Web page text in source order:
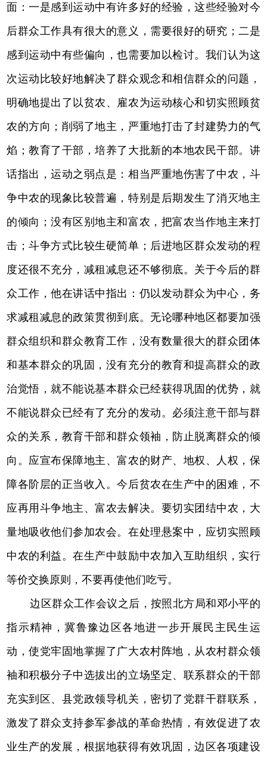
面：一是感到运动中有许多好的经验，这些经验对今
后群众工作具有很大的意义，需要很好的研究；二是
感到运动中有些偏向，也需要加以检讨。我们认为这
次运动比较好地解决了群众观念和相信群众的问题，
明确地提出了以贫农、雇农为运动核心和切实照顾贫
农的方向；削弱了地主，严重地打击了封建势力的气
焰；教育了干部，培养了大批新的本地农民干部。讲
话指出，运动之弱点是：相当严重地伤害了中农，斗
争中农的现象比较普遍，特别是后期发生了消灭地主
的倾向；没有区别地主和富农，把富农当作地主来打
击；斗争方式比较生硬简单；后进地区群众发动的程
度还很不充分，减租减息还不够彻底。关于今后的群
众工作，他在讲话中指出：仍以发动群众为中心，务
求减租减息的政策贯彻到底。无论哪种地区都要加强
群众组织和群众教育工作，没有数量很大的群众团体
和基本群众的巩固，没有充分的教育和提高群众的政
治觉悟，就不能说基本群众已经获得巩固的优势，就
不能说群众已经有了充分的发动。必须注意干部与群
众的关系，教育干部和群众领袖，防止脱离群众的倾
向。应宣布保障地主、富农的财产、地权、人权，保
障各阶层的正当收入。今后贫农在生产中的困难，不
应再用斗争地主、富农去解决。要切实团结中农，大
量地吸收他们参加农会。在处理悬案中，应切实照顾
中农的利益。在生产中鼓励中农加入互助组织，实行
等价交换原则，不要再使他们吃亏。
边区群众工作会议之后，按照北方局和邓小平的
指示精神，冀鲁豫边区各地进一步开展民主民生运
动，使党牢固地掌握了广大农村阵地，从农村群众领
袖和积极分子中选拔出的立场坚定、联系群众的干部
充实到区、县党政领导机关，密切了党群干群联系，
激发了群众支持参军参战的革命热情，有效促进了农
业生产的发展，根据地获得有效巩固，边区各项建设